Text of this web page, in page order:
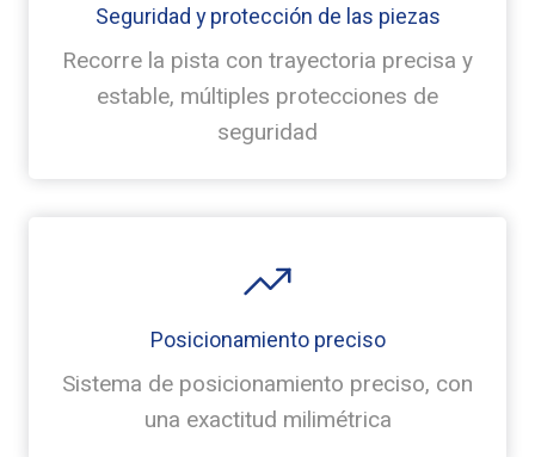
Seguridad y protección de las piezas
Recorre la pista con trayectoria precisa y
estable, múltiples protecciones de
seguridad
Posicionamiento preciso
Sistema de posicionamiento preciso, con
una exactitud milimétrica